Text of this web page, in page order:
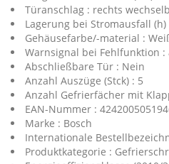
Türanschlag : rechts
Lagerung bei Stromausfall (h)
Gehäusefarbe/-material :
Warnsignal bei Fehlfunktion
Abschließbare Tür : Nein
Anzahl Auszüge (Stck) : 5
Anzahl Gefrierfächer mit
EAN-Nummer :
Marke : Bosch
Internationale
Produktkategorie :